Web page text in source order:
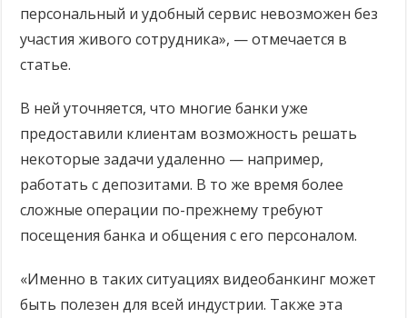
персональный и удобный сервис невозможен без
участия живого сотрудника», — отмечается в
статье.
В ней уточняется, что многие банки уже
предоставили клиентам возможность решать
некоторые задачи удаленно — например,
работать с депозитами. В то же время более
сложные операции по-прежнему требуют
посещения банка и общения с его персоналом.
«Именно в таких ситуациях видеобанкинг может
быть полезен для всей индустрии. Также эта